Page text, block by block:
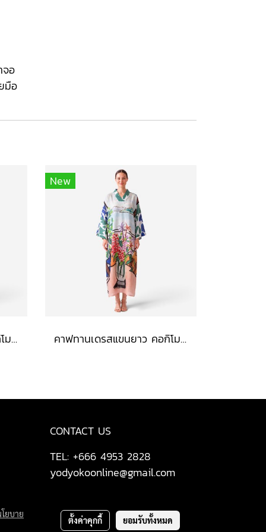
อ
มือ
คาฟทานเดรสแขนยาว คอกิโมโน - สีดำ : ลายวงพู่กันหนา และเส้นตารางสเก็ตช์
New
คาฟทานเดรสแขนยาว คอกิโมโน - สีฟ้า : ลายแจกันดอกไม้ ริมวิวทะเล
CONTACT US
TEL: +666 4953 2828
yodyokoonline@gmail.com
ยบาย
ตั้งค่าคุกกี้ ยอมรับทั้งหมด